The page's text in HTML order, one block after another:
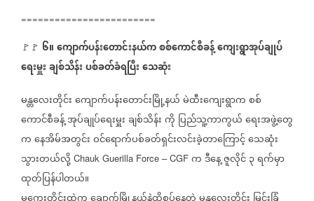
========================
🚩🚩 ၆။ကျောက်ပန်းတောင်းနယ်ကစစ်ကောင်စီခန့်ကျေးရွာအုပ်ချုပ်
ရေးမှူးချစ်သိန်းပစ်ခတ်ခံရပြီးသေဆုံး
မန္တလေးတိုင်းကျောက်ပန်းတောင်းမြို့နယ်မဲထီးကျေးရွာကစစ်
ကောင်စီခန့်အုပ်ချုပ်ရေးမှူးချစ်သိန်းကို ပြည်သူ့ကာကွယ်ရေးအဖွဲ့တွေ
ကနေအိမ်အတွင်းဝင်ရောက်ပစ်ခတ်ရှင်းလင်းခဲ့တာကြောင့်သေဆုံး
သွားတယ်လို့ Chauk Guerilla Force – CGF ကဒီနေ့ဇူလိုင်၃ရက်မှာ
ထုတ်ပြန်ပါတယ်။